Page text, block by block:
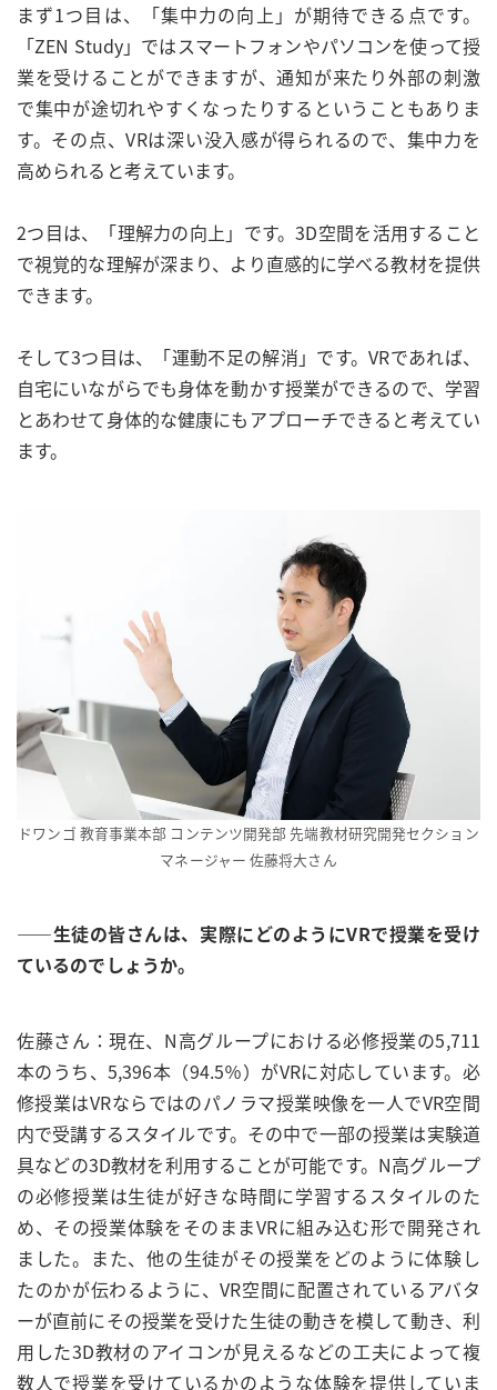
まず1つ目は、「集中力の向上」が期待できる点です。
「ZEN Study」ではスマートフォンやパソコンを使って授
業を受けることができますが、通知が来たり外部の刺激
で集中が途切れやすくなったりするということもありま
す。その点、VRは深い没入感が得られるので、集中力を
高められると考えています。
2つ目は、「理解力の向上」です。3D空間を活用すること
で視覚的な理解が深まり、より直感的に学べる教材を提供
できます。
そして3つ目は、「運動不足の解消」です。VRであれば、
自宅にいながらでも身体を動かす授業ができるので、学習
とあわせて身体的な健康にもアプローチできると考えてい
ます。
ドワンゴ 教育事業本部 コンテンツ開発部 先端教材研究開発セクション
マネージャー 佐藤将大さん
――生徒の皆さんは、実際にどのようにVRで授業を受け
ているのでしょうか。
佐藤さん：現在、N高グループにおける必修授業の5,711
本のうち、5,396本（94.5％）がVRに対応しています。必
修授業はVRならではのパノラマ授業映像を一人でVR空間
内で受講するスタイルです。その中で一部の授業は実験道
具などの3D教材を利用することが可能です。N高グループ
の必修授業は生徒が好きな時間に学習するスタイルのた
め、その授業体験をそのままVRに組み込む形で開発され
ました。また、他の生徒がその授業をどのように体験し
たのかが伝わるように、VR空間に配置されているアバタ
ーが直前にその授業を受けた生徒の動きを模して動き、利
用した3D教材のアイコンが見えるなどの工夫によって複
数人で授業を受けているかのような体験を提供していま